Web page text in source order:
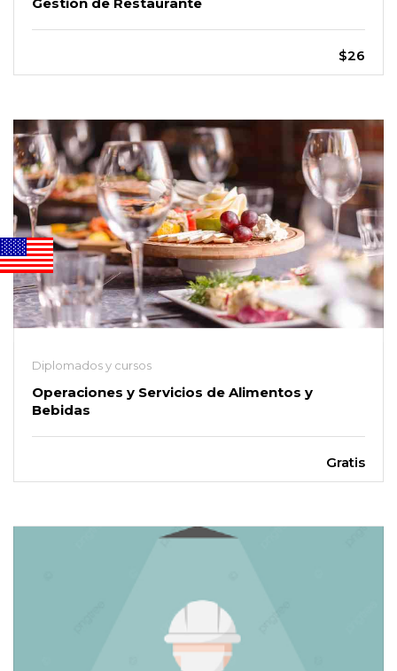
$26
Diplomados y cursos
Operaciones y Servicios de Alimentos y
Bebidas
Gratis